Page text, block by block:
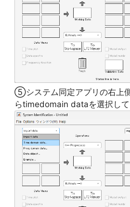
⑤システム同定アプリの右上
らtimedomain dataを選択して